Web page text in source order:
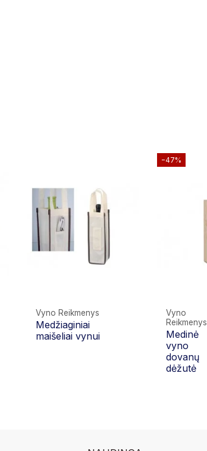
Vyno Reikmenys
Medžiaginiai
maišeliai vynui
−47%
Vyno
Reikmenys
Medinė
vyno
dovanų
dėžutė